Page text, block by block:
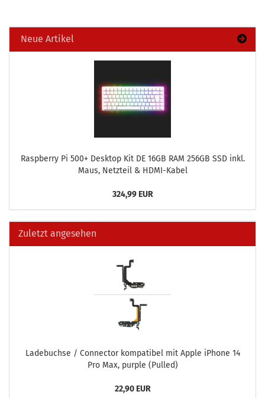
Neue Artikel
Raspber­ry Pi 500+ Desk­top Kit DE 16GB RAM 256GB SSD inkl.
Maus, Netz­teil & HDMI-​Kabel
324,99 EUR
Zuletzt angesehen
La­de­buch­se / Con­nec­tor kom­pa­ti­bel mit Apple iPho­ne 14
Pro Max, purp­le (Pul­led)
22,90 EUR